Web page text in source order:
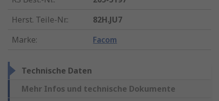
Herst. Teile-Nr.:
82H.JU7
Marke: Facom
Technische Daten
Mehr Infos und technische Dokumente